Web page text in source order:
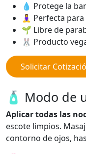
💧 Protege la
🧘‍♀️ Perfecta
🌱 Libre de
🐰 Producto
Solicitar
🧴 Modo de
Aplicar todas las
escote limpios.
contorno de ojos,